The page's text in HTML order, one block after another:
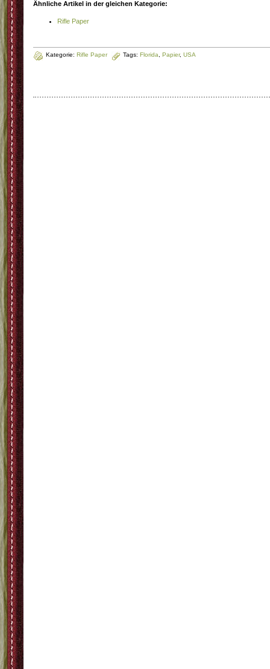
Ähnliche Artikel in der gleichen Kategorie:
Rifle Paper
Kategorie: Rifle Paper Tags: Florida Papier, USA